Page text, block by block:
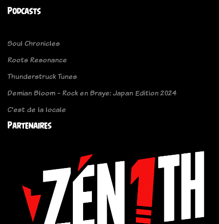
Podcasts
Soul Chronicles
Roots Resonance
Thunderstruck Tunes
Demian Bloom - Rock en Braye: Japan Edition 2024
C'est de la locale
Partenaires